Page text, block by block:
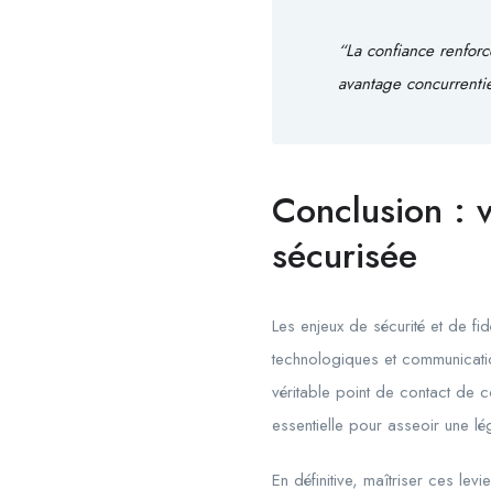
“La confiance
avantage
Conclusion :
sécurisée
Les enjeux de sécurité et de
technologiques et
véritable point de contact de
essentielle pour asseoir une
En définitive, maîtriser ces